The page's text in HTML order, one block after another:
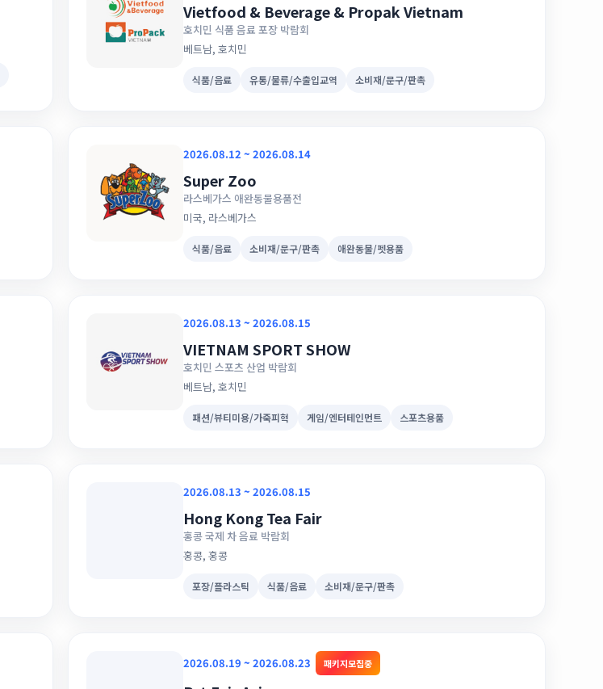
Vietfood & Beverage & Propak Vietnam
호치민 식품 음료 포장 박람회
베트남, 호치민
식품/음료 유통/물류/수출입교역 소비재/문구/판촉
2026.08.12 ~ 2026.08.14
Super Zoo
라스베가스 애완동물용품전
미국, 라스베가스
식품/음료 소비재/문구/판촉 애완동물/펫용품
2026.08.13 ~ 2026.08.15
VIETNAM SPORT SHOW
호치민 스포츠 산업 박람회
베트남, 호치민
패션/뷰티미용/가죽피혁 게임/엔터테인먼트 스포츠용품
2026.08.13 ~ 2026.08.15
Hong Kong Tea Fair
홍콩 국제 차 음료 박람회
홍콩, 홍콩
포장/플라스틱 식품/음료 소비재/문구/판촉
2026.08.19 ~ 2026.08.23 패키지모집중